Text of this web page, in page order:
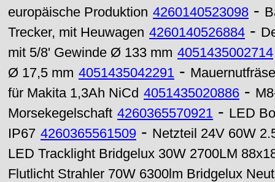
europäische Produktion 4260140523098 -
Trecker, mit Heuwagen 4260140526884 -
mit 5/8' Gewinde Ø 133 mm 4051435002714
Ø 17,5 mm 4051435042291 -
für Makita 1,3Ah NiCd 4051435020886 -
Morsekegelschaft 4260365570921 - LED
IP67 4260365561509 - Netzteil 24V 60W
LED Tracklight Bridgelux 30W 2700LM
Flutlicht Strahler 70W 6300lm Bridgelux